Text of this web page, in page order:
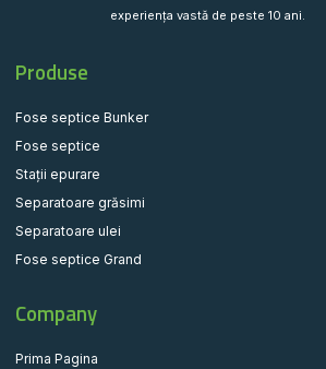
experiența vastă de peste 10 ani.
Produse
Fose septice Bunker
Fose septice
Stații epurare
Separatoare grăsimi
Separatoare ulei
Fose septice Grand
Company
Prima Pagina